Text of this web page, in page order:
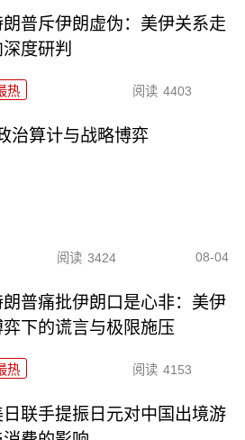
朗普斥伊朗虚伪：美伊关系走
深度研判
热 阅读 4403
治算计与战略博弈
阅读 3424 08-04
朗普痛批伊朗口是心非：美伊
弈下的谎言与极限施压
热 阅读 4153
日联手提振日元对中国出境游